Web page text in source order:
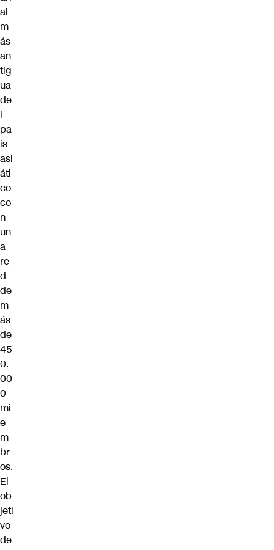
al
m
ás
an
tig
ua
de
l
pa
ís
asi
áti
co
co
n
un
a
re
d
de
m
ás
de
45
0.
00
0
mi
e
m
br
os.
El
ob
jeti
vo
de